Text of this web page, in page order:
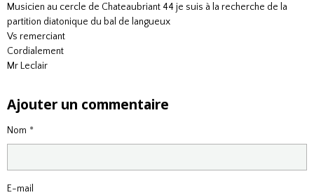
Musicien au cercle de Chateaubriant 44 je suis à la recherche de la
partition diatonique du bal de langueux
Vs remerciant
Cordialement
Mr Leclair
Ajouter un commentaire
Nom
E-mail